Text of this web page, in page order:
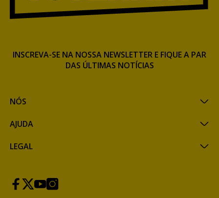
NÓS
AJUDA
LEGAL
INSCREVA-SE NA NOSSA NEWSLETTER E FIQUE A PAR
DAS ÚLTIMAS NOTÍCIAS